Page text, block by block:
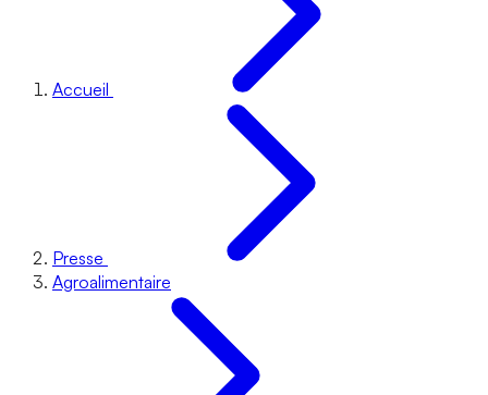
Accueil
Presse
Agroalimentaire